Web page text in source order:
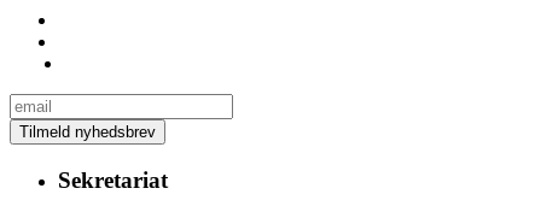
Sekretariat